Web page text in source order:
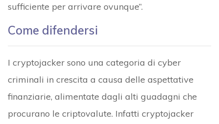
sufficiente per arrivare ovunque”.
Come difendersi
I cryptojacker sono una categoria di cyber
criminali in crescita a causa delle aspettative
finanziarie, alimentate dagli alti guadagni che
procurano le criptovalute. Infatti cryptojacker